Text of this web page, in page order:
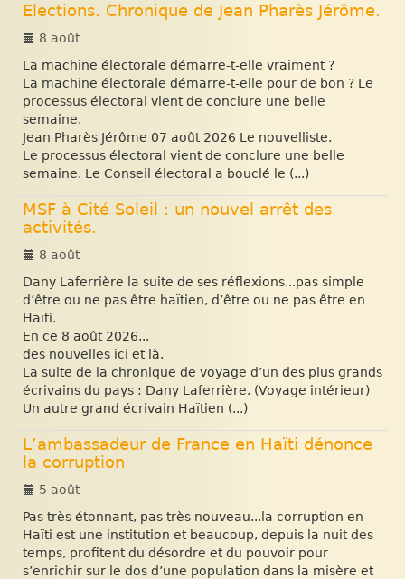
Elections. Chronique de Jean Pharès Jérôme.
8 août
La machine électorale démarre-t-elle vraiment ?
La machine électorale démarre-t-elle pour de bon ? Le
processus électoral vient de conclure une belle
semaine.
Jean Pharès Jérôme 07 août 2026 Le nouvelliste.
Le processus électoral vient de conclure une belle
semaine. Le Conseil électoral a bouclé le (...)
MSF à Cité Soleil : un nouvel arrêt des
activités.
8 août
Dany Laferrière la suite de ses réflexions...pas simple
d’être ou ne pas être haïtien, d’être ou ne pas être en
Haïti.
En ce 8 août 2026...
des nouvelles ici et là.
La suite de la chronique de voyage d’un des plus grands
écrivains du pays : Dany Laferrière. (Voyage intérieur)
Un autre grand écrivain Haïtien (...)
L’ambassadeur de France en Haïti dénonce
la corruption
5 août
Pas très étonnant, pas très nouveau...la corruption en
Haïti est une institution et beaucoup, depuis la nuit des
temps, profitent du désordre et du pouvoir pour
s’enrichir sur le dos d’une population dans la misère et